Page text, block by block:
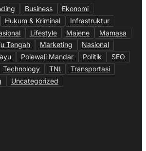
Business
Ekonomi
Hukum & Kriminal
Infrastruktur
Lifestyle Majene
Mamasa
Tengah Marketing
Nasional
Polewali Mandar Politik
SEO
Technology TNI
Transportasi
Uncategorized